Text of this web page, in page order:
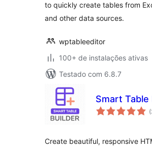
to quickly create tables from
and other data sources.
wptableeditor
100+ de instalações ativas
Testado com 6.8.7
Smart Table
Create beautiful, responsive